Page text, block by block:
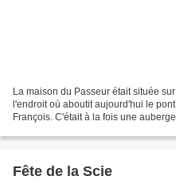
La maison du Passeur était située
l'endroit où aboutit aujourd'hui le
François. C'était à la fois une
Fête de la Scie